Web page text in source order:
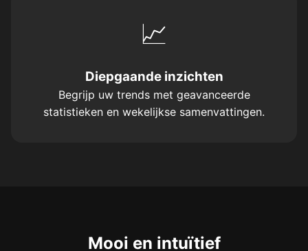
📈
Diepgaande inzichten
Begrijp uw trends met geavanceerde
statistieken en wekelijkse samenvattingen.
Mooi en intuïtief